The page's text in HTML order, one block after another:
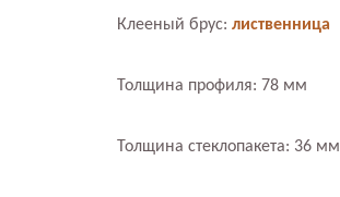
Клееный брус: лиственница
Толщина профиля: 78 мм
Толщина стеклопакета: 36 мм